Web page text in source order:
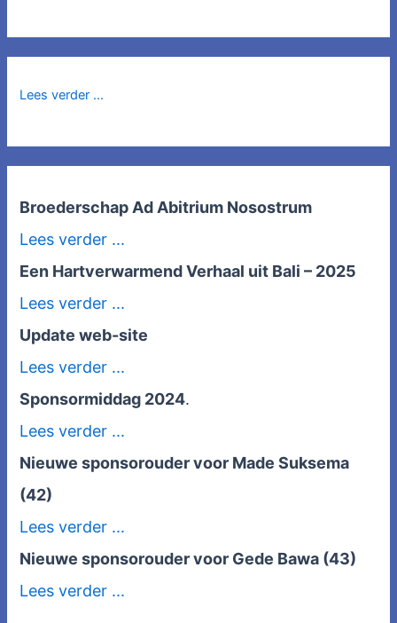
Lees verder ...
Broederschap Ad Abitrium Nosostrum
Lees verder ...
Een Hartverwarmend Verhaal uit Bali – 2025
Lees verder ...
Update web-site
Lees verder ...
Sponsormiddag 2024.
Lees verder ...
Nieuwe sponsorouder voor Made Suksema
(42)
Lees verder ...
Nieuwe sponsorouder voor Gede Bawa (43)
Lees verder ...